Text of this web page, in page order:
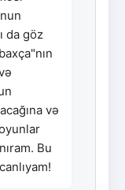
da göz
və
Bu